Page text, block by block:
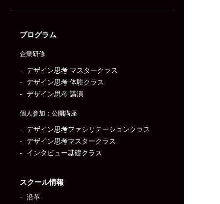
プログラム
企業研修
デザイン思考 マスタークラス
デザイン思考 体験クラス
デザイン思考 講演
個人参加：公開講座
デザイン思考ファシリテーションクラス
デザイン思考マスタークラス
インタビュー基礎クラス
スクール情報
沿革